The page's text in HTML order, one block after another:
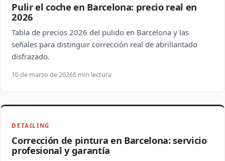
Pulir el coche en Barcelona: precio real en
2026
Tabla de precios 2026 del pulido en Barcelona y las
señales para distinguir corrección real de abrillantado
disfrazado.
10 de marzo de 20265 min lectura
DETAILING
Corrección de pintura en Barcelona: servicio
profesional y garantía